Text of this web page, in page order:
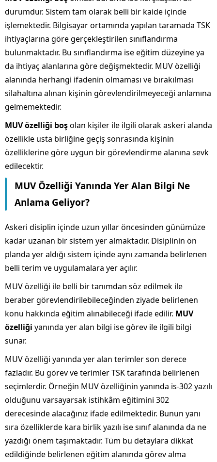
durumdur. Sistem tam olarak belli bir kaide içinde
işlemektedir. Bilgisayar ortamında yapılan taramada TSK
ihtiyaçlarına göre gerçekleştirilen sınıflandırma
bulunmaktadır. Bu sınıflandırma ise eğitim düzeyine ya
da ihtiyaç alanlarına göre değişmektedir. MUV özelliği
alanında herhangi ifadenin olmaması ve bırakılması
silahaltına alınan kişinin görevlendirilmeyeceği anlamına
gelmemektedir.
MUV özelliği boşolan kişiler ile ilgili olarak askeri alanda
özellikle usta birliğine geçiş sonrasında kişinin
özelliklerine göre uygun bir görevlendirme alanına sevk
edilecektir.
MUV Özelliği Yanında Yer Alan Bilgi Ne
Anlama Geliyor?
Askeri disiplin içinde uzun yıllar öncesinden günümüze
kadar uzanan bir sistem yer almaktadır. Disiplinin ön
planda yer aldığı sistem içinde aynı zamanda belirlenen
belli terim ve uygulamalara yer açılır.
MUV özelliği ile belli bir tanımdan söz edilmek ile
beraber görevlendirilebileceğinden ziyade belirlenen
konu hakkında eğitim alınabileceği ifade edilir. MUV
özelliği yanında yer alan bilgi ise görev ile ilgili bilgi
sunar.
MUV özelliği yanında yer alan terimler son derece
fazladır. Bu görev ve terimler TSK tarafında belirlenen
seçimlerdir. Örneğin MUV özelliğinin yanında is-302 yazılı
olduğunu varsayarsak istihkâm eğitimini 302
derecesinde alacağınız ifade edilmektedir. Bunun yanı
sıra özelliklerde kara birlik yazılı ise sınıf alanında da ne
yazdığı önem taşımaktadır. Tüm bu detaylara dikkat
edildiğinde belirlenen eğitim alanında görev alma